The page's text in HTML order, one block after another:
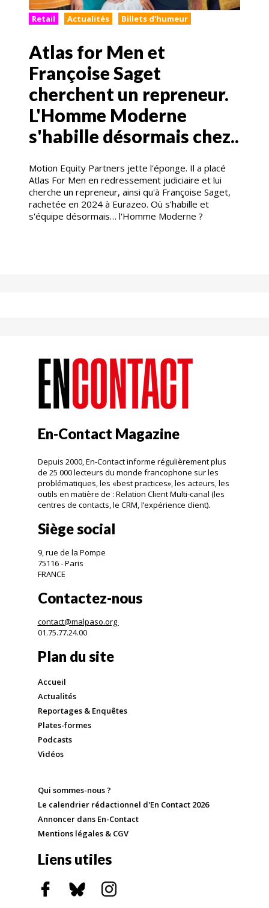
Retail Actualités Billets d'humeur
Atlas for Men et
Françoise Saget
cherchent un repreneur.
L'Homme Moderne
s'habille désormais chez..
Motion Equity Partners jette l'éponge. Il a placé
Atlas For Men en redressement judiciaire et lui
cherche un repreneur, ainsi qu'à Françoise Saget,
rachetée en 2024 à Eurazeo. Où s'habille et
s'équipe désormais… l'Homme Moderne ?
En-Contact Magazine
Depuis 2000, En-Contact informe régulièrement plus
de 25 000 lecteurs du monde francophone sur les
problématiques, les «best practices», les acteurs, les
outils en matière de : Relation Client Multi-canal (les
centres de contacts, le CRM, l’expérience client).
Siège social
9, rue de la Pompe
75116 - Paris
FRANCE
Contactez-nous
contact@malpaso.org
01.75.77.24.00
Plan du site
Accueil
Actualités
Reportages & Enquêtes
Plates-formes
Podcasts
Vidéos
Qui sommes-nous ?
Le calendrier rédactionnel d'En Contact 2026
Annoncer dans En-Contact
Mentions légales & CGV
Liens utiles